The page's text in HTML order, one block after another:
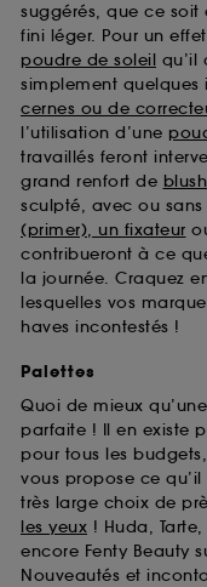
suggérés, que ce soit
fini léger. Pour un
poudre de soleil qu’il
simplement quelques
cernes ou de
l’utilisation d’une
travaillés feront
grand renfort de blush
sculpté, avec ou
(primer), un fixateur
contribueront à ce
la journée. Craquez
lesquelles vos
haves incontestés !
Palettes
Quoi de mieux qu’une
parfaite ! Il en existe
pour tous les
vous propose ce
très large choix de
les yeux ! Huda,
encore Fenty Beauty
Nouveautés et